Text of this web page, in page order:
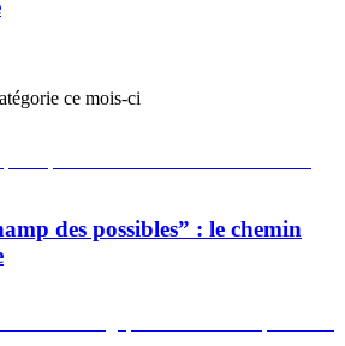
ce mois-ci
des possibles” : le chemin